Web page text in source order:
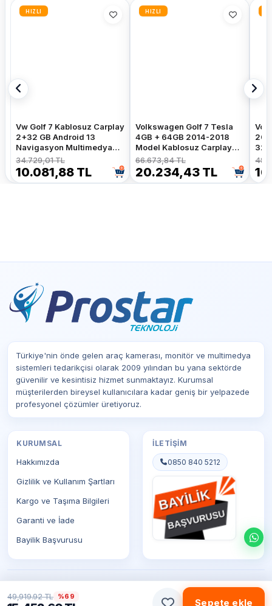
49,919.92 TL %69
Sepete ekle
HIZLI
Vw Golf 7 Kablosuz Carplay
2+32 GB Android 13
Navigasyon Multimedya
Sistemi
34.729,01 TL
10.081,88 TL
HIZLI
Volkswagen Golf 7 Tesla
4GB + 64GB 2014-2018
Model Kablosuz Carplay
Navigasyon Qled
Multimedya Sistemi
66.673,84 TL
20.234,43 TL
Türkiye'nin önde gelen araç kamerası, monitör ve multimedya
sistemleri tedarikçisi olarak 2009 yılından bu yana sektörde
güvenilir ve kesintisiz hizmet sunmaktayız. Kurumsal
müşterilerden bireysel kullanıcılara kadar geniş bir yelpazede
profesyonel çözümler üretiyoruz.
KURUMSAL
Hakkımızda
Gizlilik ve Kullanım Şartları
Kargo ve Taşıma Bilgileri
Garanti ve İade
Bayilik Başvurusu
İLETIŞIM
0850 840 5212
© 2026 Prostar Teknoloji. Tüm hakları saklıdır.